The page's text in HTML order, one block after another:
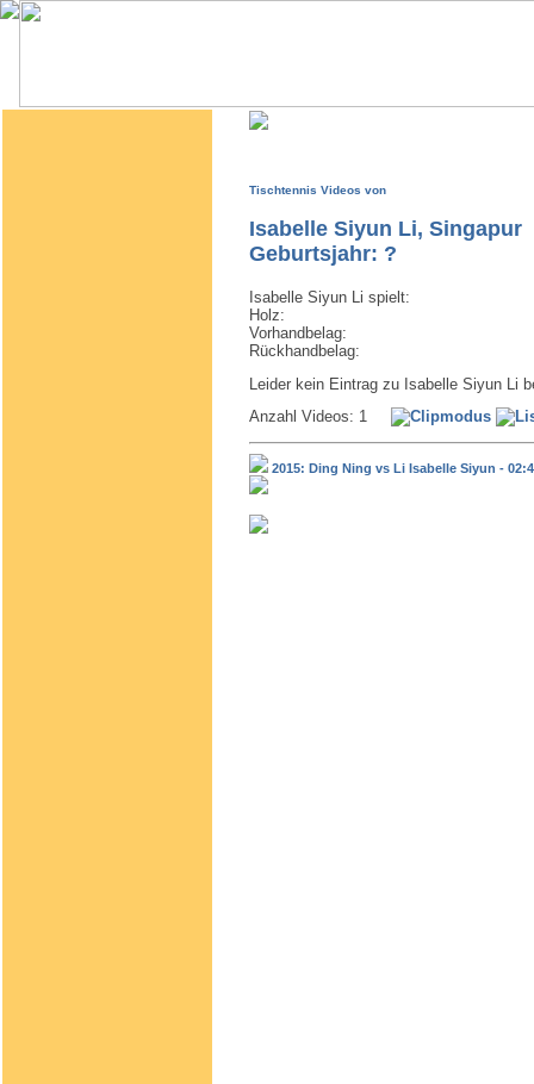
Tischtennis Videos von
Isabelle Siyun Li, Singapur
Geburtsjahr: ?
Isabelle Siyun Li spielt:
Holz:
Vorhandbelag:
Rückhandbelag:
Leider kein Eintrag zu Isabelle Siyun Li
Anzahl Videos: 1
2015: Ding Ning vs Li Isabelle Siyun -